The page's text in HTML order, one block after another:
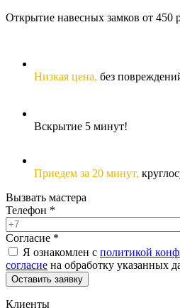
Открытие навесных замков от 450
Низкая цена, без
Вскрытие 5 минут!
Приедем за 20 минут,
Вызвать мастера
Телефон *
Согласие *
Я ознакомлен с политикой
согласие на обработку указанных
Клиенты